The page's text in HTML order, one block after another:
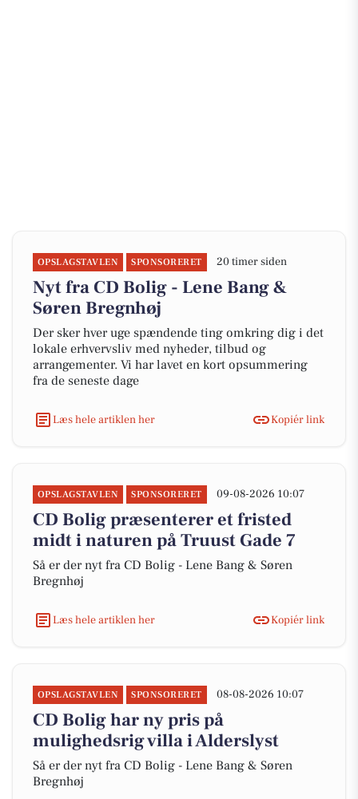
OPSLAGSTAVLEN SPONSORERET 20 timer siden
Nyt fra CD Bolig - Lene Bang &
Søren Bregnhøj
Der sker hver uge spændende ting omkring dig i det
lokale erhvervsliv med nyheder, tilbud og
arrangementer. Vi har lavet en kort opsummering
fra de seneste dage
Læs hele artiklen her Kopiér link
OPSLAGSTAVLEN SPONSORERET 09-08-2026 10:07
CD Bolig præsenterer et fristed
midt i naturen på Truust Gade 7
Så er der nyt fra CD Bolig - Lene Bang & Søren
Bregnhøj
Læs hele artiklen her Kopiér link
OPSLAGSTAVLEN SPONSORERET 08-08-2026 10:07
CD Bolig har ny pris på
mulighedsrig villa i Alderslyst
Så er der nyt fra CD Bolig - Lene Bang & Søren
Bregnhøj